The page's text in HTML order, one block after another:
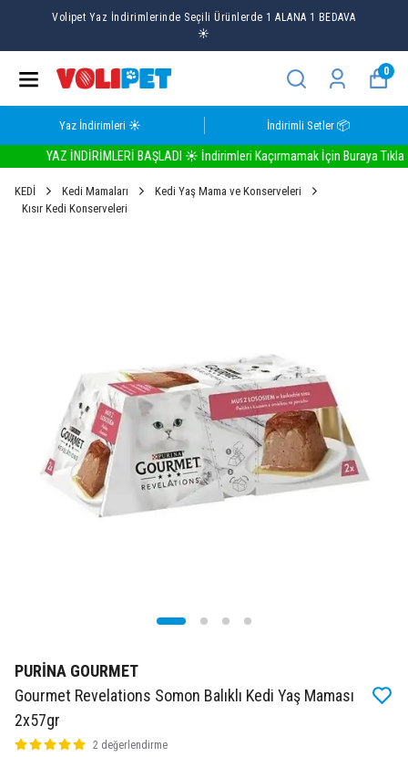
Volipet Yaz İndirimlerinde Seçili Ürünlerde 1 ALANA 1 BEDAVA
☀️
0
Yaz İndirimleri ☀️ İndirimli Setler 📦
YAZ İNDİRİMLERİ BAŞLADI ☀️ İndirimleri Kaçırmamak İçin Buraya Tıkla
KEDİ Kedi Mamaları
Kedi Yaş Mama ve Konserveleri
Kısır Kedi Konserveleri
PURİNA GOURMET
Gourmet Revelations Somon Balıklı Kedi Yaş Maması
2x57gr
2 değerlendirme